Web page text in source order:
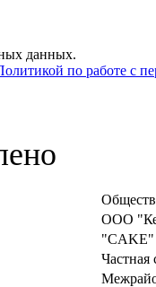
данных.
по работе с
ООО
"CAKE"
Частная